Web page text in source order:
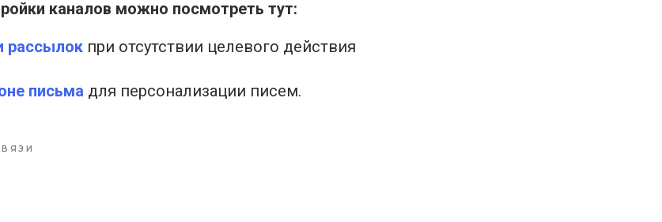
каналов можно посмотреть тут:
рассылок при отсутствии целевого действия
письма для персонализации писем.